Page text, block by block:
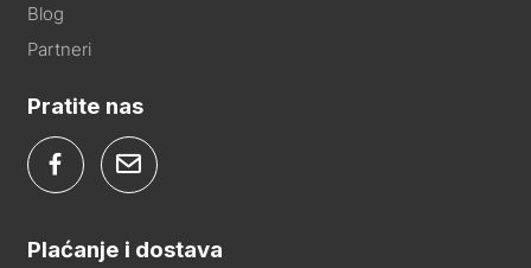
Blog
Partneri
Pratite nas
Plaćanje i dostava